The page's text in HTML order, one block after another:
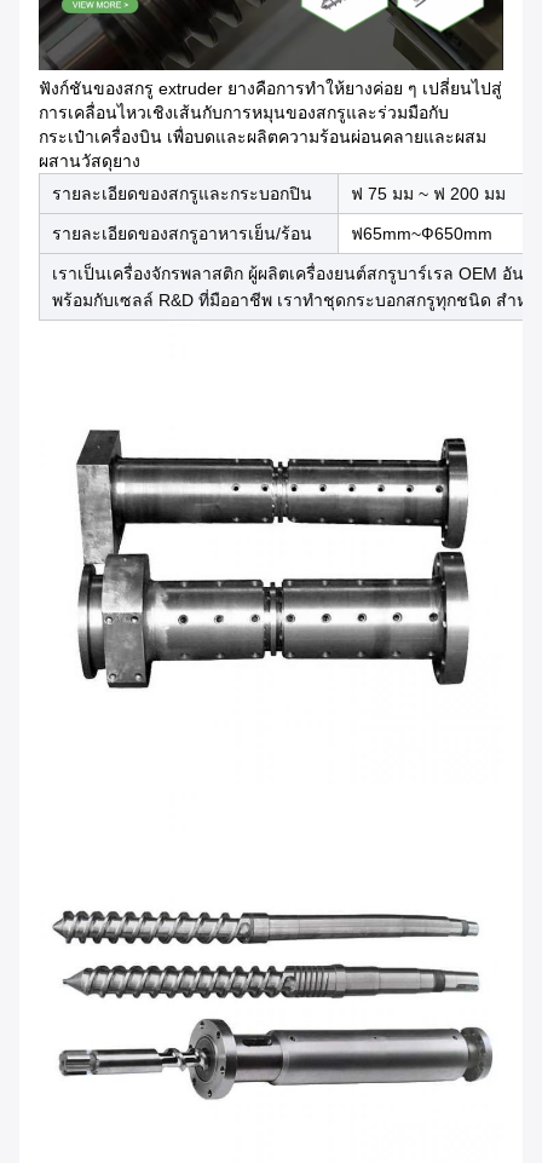
ฟังก์ชันของสกรู extruder ยางคือการทําให้ยางค่อย ๆ เปลี่ยนไปสู่
การเคลื่อนไหวเชิงเส้นกับการหมุนของสกรูและร่วมมือกับ
กระเป๋าเครื่องบิน เพื่อบดและผลิตความร้อนผ่อนคลายและผสม
ผสานวัสดุยาง
รายละเอียดของสกรูและกระบอกปิน
ฟ 75 มม ~ ฟ 200 มม
รายละเอียดของสกรูอาหารเย็น/ร้อน ฟ65mm~Ф650mm
เราเป็นเครื่องจักรพลาสติก ผู้ผลิตเครื่องยนต์สกรูบาร์เรล OEM อัน
พร้อมกับเซลล์ R&D ที่มืออาชีพ เราทําชุดกระบอกสกรูทุกชนิด สําห